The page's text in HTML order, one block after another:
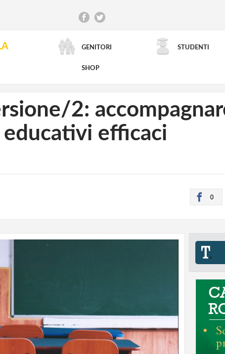
GENITORI STUDENTI
SHOP
RICERCA AVANZATA
2:
efficaci
0